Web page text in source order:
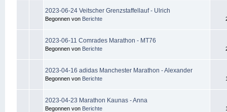
2023-06-24 Veitscher Grenzstaffellauf - Ulrich
Begonnen von Berichte
2023-06-11 Comrades Marathon - MT76
Begonnen von Berichte
2023-04-16 adidas Manchester Marathon - Alexander
Begonnen von Berichte
2023-04-23 Marathon Kaunas - Anna
Begonnen von Berichte